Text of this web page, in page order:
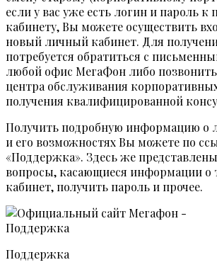
если у вас уже есть логин и пароль к
кабинету, Вы можете осуществить
новый личный кабинет. Для
потребуется обратиться с
любой офис МегаФон либо
центра обслуживания
получения квалифицированной
Получить подробную информацию о
и его возможностях Вы можете по
«Поддержка». Здесь же
вопросы, касающиеся информации о
кабинет, получить пароль и прочее.
Поддержка